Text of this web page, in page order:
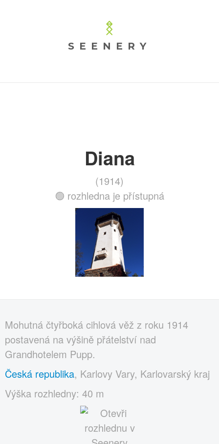
SEENERY
Diana
(1914)
🟢 rozhledna je přístupná
Mohutná čtyřboká cihlová věž z roku 1914
postavená na výšině přátelství nad
Grandhotelem Pupp.
Česká republika, Karlovy Vary, Karlovarský kraj
Výška rozhledny: 40 m